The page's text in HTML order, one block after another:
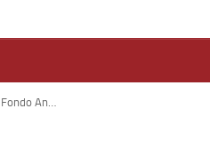
Fondo Anticrisi